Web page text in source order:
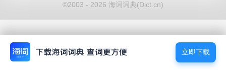
©2003 - 2026 海词词典(Dict.cn)
立即下载
立即下载